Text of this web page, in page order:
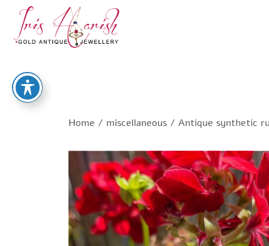
Home / miscellaneous / Antique synthetic